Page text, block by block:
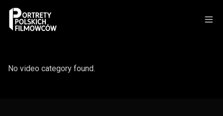
No video category found.